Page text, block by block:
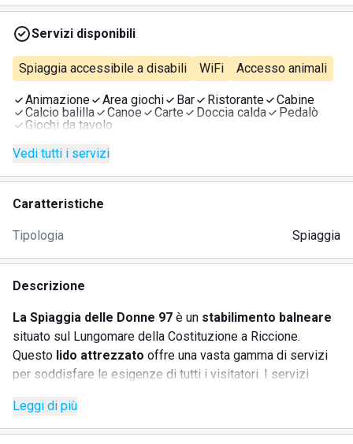
Servizi disponibili
Spiaggia accessibile a disabili WiFi Accesso animali
Animazione Area giochi Bar Ristorante
Cabine
Calcio balilla
Canoe Carte Doccia calda
Pedalò
Giochi da tavolo
Vedi tutti i servizi
Caratteristiche
Tipologia Spiaggia
Descrizione
La Spiaggia delle Donne 97 è un stabilimento balneare
situato sul Lungomare della Costituzione a Riccione.
Questo lido attrezzato offre una vasta gamma di servizi
per soddisfare le esigenze di tutti i visitatori. I servizi
deposito gonfiabili, aree relax con Wi-Fi gratuito, e un'ampia
gamma di attività sportive e di intrattenimento. È il luogo
Leggi di più